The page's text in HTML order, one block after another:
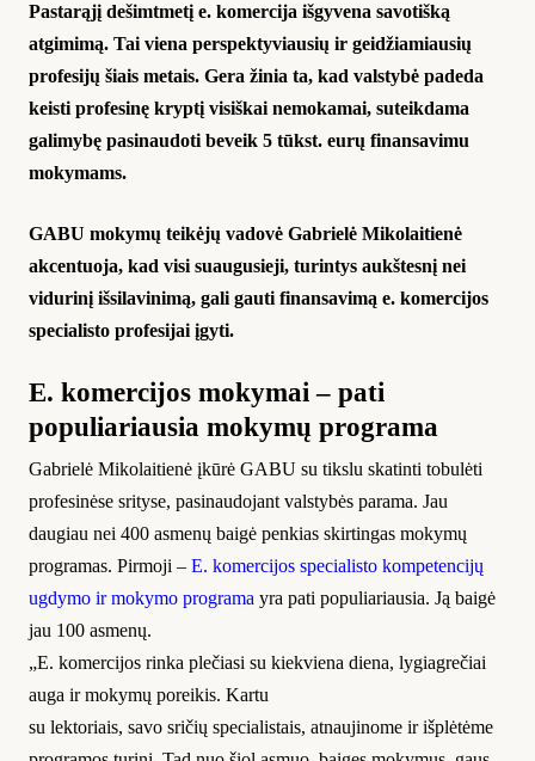
Pastarąjį dešimtmetį e. komercija išgyvena savotišką
atgimimą. Tai viena perspektyviausių ir geidžiamiausių
profesijų šiais metais. Gera žinia ta, kad valstybė padeda
keisti profesinę kryptį visiškai nemokamai, suteikdama
galimybę pasinaudoti beveik 5 tūkst. eurų finansavimu
mokymams.
GABU mokymų teikėjų vadovė Gabrielė Mikolaitienė
akcentuoja, kad visi suaugusieji, turintys aukštesnį nei
vidurinį išsilavinimą, gali gauti finansavimą e. komercijos
specialisto profesijai įgyti.
E. komercijos mokymai – pati
populiariausia mokymų programa
Gabrielė Mikolaitienė įkūrė GABU su tikslu skatinti tobulėti
profesinėse srityse, pasinaudojant valstybės parama. Jau
daugiau nei 400 asmenų baigė penkias skirtingas mokymų
programas. Pirmoji – E. komercijos specialisto kompetencijų
ugdymo ir mokymo programa yra pati populiariausia. Ją baigė
jau 100 asmenų.
„E. komercijos rinka plečiasi su kiekviena diena, lygiagrečiai
auga ir mokymų poreikis. Kartu
su lektoriais, savo sričių specialistais, atnaujinome ir išplėtėme